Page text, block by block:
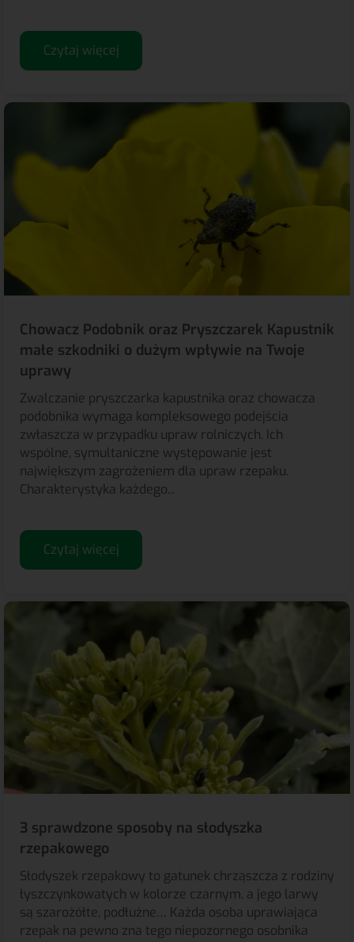
Czytaj więcej
Chowacz Podobnik oraz Pryszczarek Kapustnik
małe szkodniki o dużym wpływie na Twoje
uprawy
Zwalczanie pryszczarka kapustnika oraz chowacza
podobnika wymaga kompleksowego podejścia
zwłaszcza w przypadku upraw rolniczych. Ich
wspólne, symultaniczne występowanie jest
największym zagrożeniem dla upraw rzepaku.
Charakterystyka każdego...
Czytaj więcej
3 sprawdzone sposoby na słodyszka
rzepakowego
Słodyszek rzepakowy to gatunek chrząszcza z rodziny
łyszczynkowatych w kolorze czarnym, a jego larwy
są szarożółte, podłużne… Każda osoba uprawiająca
rzepak na pewno zna tego niepozornego osobnika